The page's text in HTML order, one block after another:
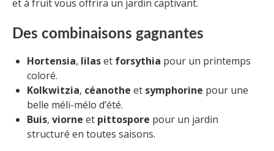
et à fruit vous offrira un jardin captivant.
Des combinaisons gagnantes
Hortensia, lilaset forsythia pour un printemps
coloré.
Kolkwitzia, céanothe et symphorine pour une
belle méli-mélo d’été.
Buis, viorne et pittospore pour un jardin
structuré en toutes saisons.